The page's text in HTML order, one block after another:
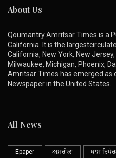
About Us
Qoumantry Amritsar Times is a
California. It is the
California, New York, New
Milwaukee, Michigan, Phoenix,
Amritsar Times has emerged as
Newspaper in the United States.
All News
Epaper ਅਮਰੀਕਾ ਖਾਸ